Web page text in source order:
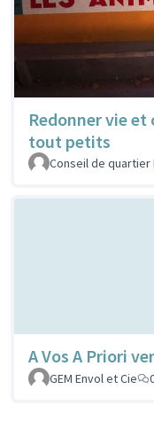
Redonner vie et
tout petits
Conseil de quartier
A Vos A Priori
GEM Envol et Cie